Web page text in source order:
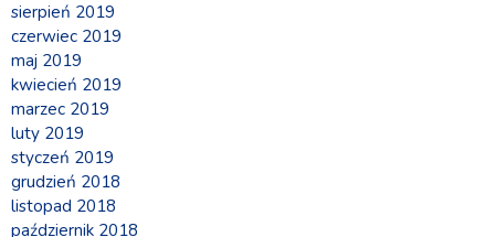
sierpień 2019
czerwiec 2019
maj 2019
kwiecień 2019
marzec 2019
luty 2019
styczeń 2019
grudzień 2018
listopad 2018
październik 2018